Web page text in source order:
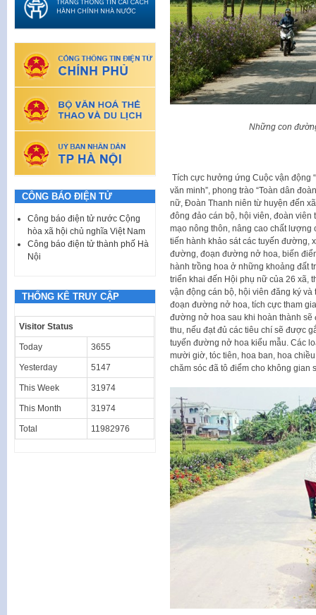
Những con
Tích cực hưởng ứng Cuộc vận động
văn minh”, phong trào “Toàn dân
nữ, Đoàn Thanh niên từ huyện đến
đông đảo cán bộ, hội viên, đoàn
mạo nông thôn, nâng cao chất
tiến hành khảo sát các tuyến đường,
đường, đoạn đường nở hoa, biến
hành trồng hoa ở những khoảng đất
triển khai đến Hội phụ nữ của 26 xã,
vận động cán bộ, hội viên đăng ký
đoạn đường nở hoa, tích cực tham
đường nở hoa sau khi hoàn thành
thu, nếu đạt đủ các tiêu chí sẽ được
tuyến đường nở hoa kiểu mẫu. Các
mười giờ, tóc tiên, hoa ban, hoa
chăm sóc đã tô điểm cho không gian
CÔNG BÁO ĐIỆN TỬ
Công báo điện tử nước Cộng
hòa xã hội chủ nghĩa Việt Nam
Công báo điện tử thành phố Hà
Nội
THỐNG KÊ TRUY CẬP
Visitor Status
Today 3655
Yesterday 5147
This Week 31974
This Month 31974
Total 11982976